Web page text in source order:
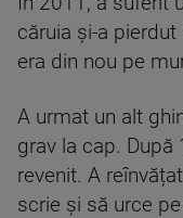
căruia și-a
era din nou pe
A urmat un alt
grav la cap. După
revenit. A
scrie și să urce